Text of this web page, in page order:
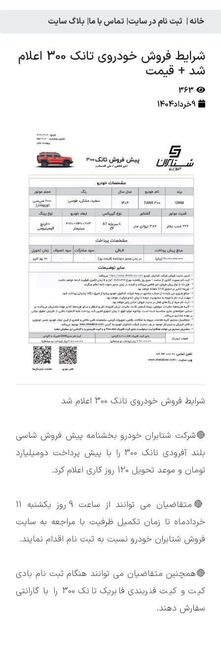
خانه | ثبت نام در سایت| تماس با ما| بلاگ سایت
شرایط فروش خودروی تانک 300 اعلام
شد + قیمت
363
9خرداد1404
شرایط فروش خودروی تانک 300 اعلام شد
🔴شرکت شتابران خودرو بخشنامه پیش فروش شاسی
بلند آفرودی تانک 300 را با پیش پرداخت دومیلیارد
تومان و موعد تحویل 120 روز کاری اعلام کرد.
🔴متقاضیان می توانند از ساعت 9 روز یکشنبه 11
خردادماه تا زمان تکمیل ظرفیت با مراجعه به سایت
فروش شتابران خودرو نسبت به ثبت نام اقدام نمایند.
🔴همچنین متقاضیان می توانند هنگام ثبت نام بادی
کیت و کیت فنربندی فابریک تانک 300 را با گارانتی
سفارش دهند.